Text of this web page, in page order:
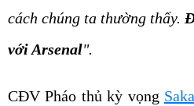
cách chúng ta thường thấy.
với Arsenal".
CĐV Pháo thủ kỳ vọng Saka